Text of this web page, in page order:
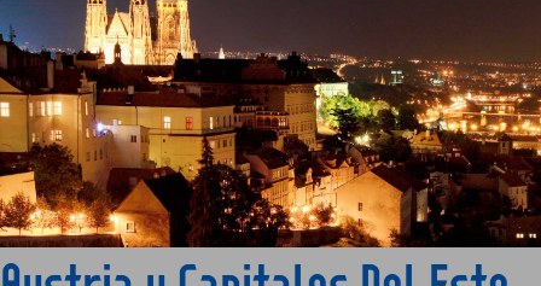
EUROPA
ASIA
ORIENTE
PROMOCIONES